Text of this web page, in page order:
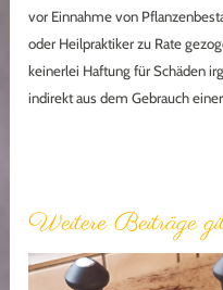
vor Einnahme von
oder Heilpraktiker zu Rate
keinerlei Haftung für Schäden
indirekt aus dem Gebrauch
Weitere Beiträge